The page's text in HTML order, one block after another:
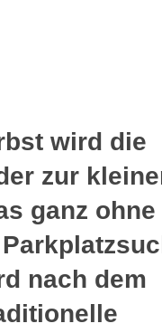
wird die
zur
ganz ohne
nach dem